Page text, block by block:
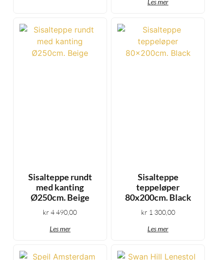
Les mer
Sisalteppe rundt
med kanting
Ø250cm. Beige
kr 4 490,00
Les mer
Sisalteppe
teppeløper
80x200cm. Black
kr 1 300,00
Les mer